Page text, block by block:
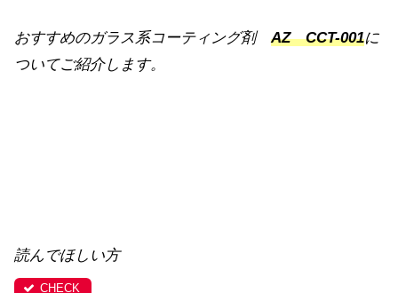
おすすめのガラス系コーティング剤 AZ CCT-001に
ついてご紹介します。
読んでほしい方